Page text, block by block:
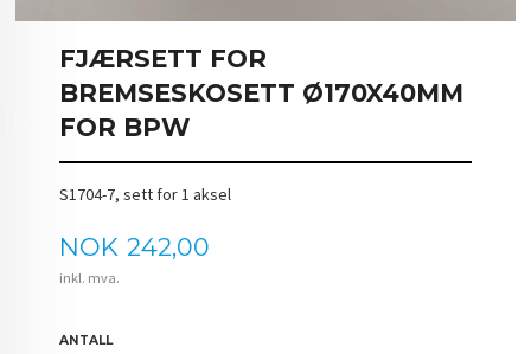
FJÆRSETT FOR
BREMSESKOSETT Ø170X40MM
FOR BPW
S1704-7, sett for 1 aksel
Pris
NOK 242,00
inkl. mva.
ANTALL